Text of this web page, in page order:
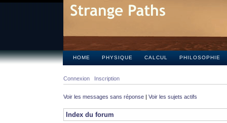
HOME PHYSIQUE CALCUL PHILOSOPHIE
Connexion Inscription
Voir les messages sans réponse | Voir les sujets actifs
Index du forum